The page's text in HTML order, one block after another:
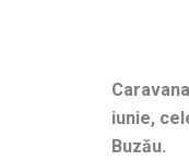
iunie,
Buzău.